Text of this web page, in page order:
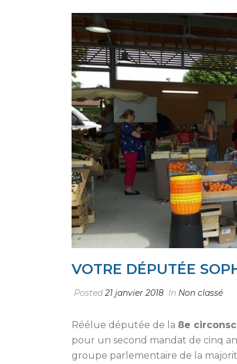
VOTRE DÉPUTÉE
Posted21 janvier 2018 In Non classé
Réélue députée de la 8e
pour un second mandat de cinq
groupe parlementaire de la